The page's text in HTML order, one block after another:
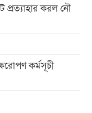
প্রত্যাহার করল নৌ
কর্মসূচী